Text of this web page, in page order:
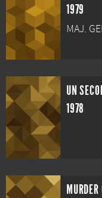
1979
MAJ.
UN
1978